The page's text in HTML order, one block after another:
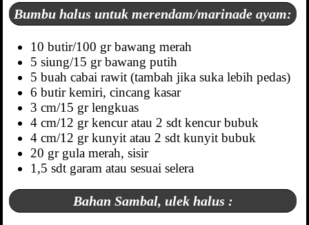
Bumbu halus untuk merendam/marinade ayam:
10 butir/100 gr bawang merah
5 siung/15 gr bawang putih
5 buah cabai rawit (tambah jika suka lebih pedas)
6 butir kemiri, cincang kasar
3 cm/15 gr lengkuas
4 cm/12 gr kencur atau 2 sdt kencur bubuk
4 cm/12 gr kunyit atau 2 sdt kunyit bubuk
20 gr gula merah, sisir
1,5 sdt garam atau sesuai selera
Bahan Sambal, ulek halus :